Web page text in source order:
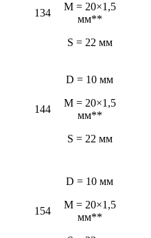
134
M = 20×1,5
мм**
S = 22 мм
144
D = 10 мм
M = 20×1,5
мм**
S = 22 мм
154
D = 10 мм
M = 20×1,5
мм**